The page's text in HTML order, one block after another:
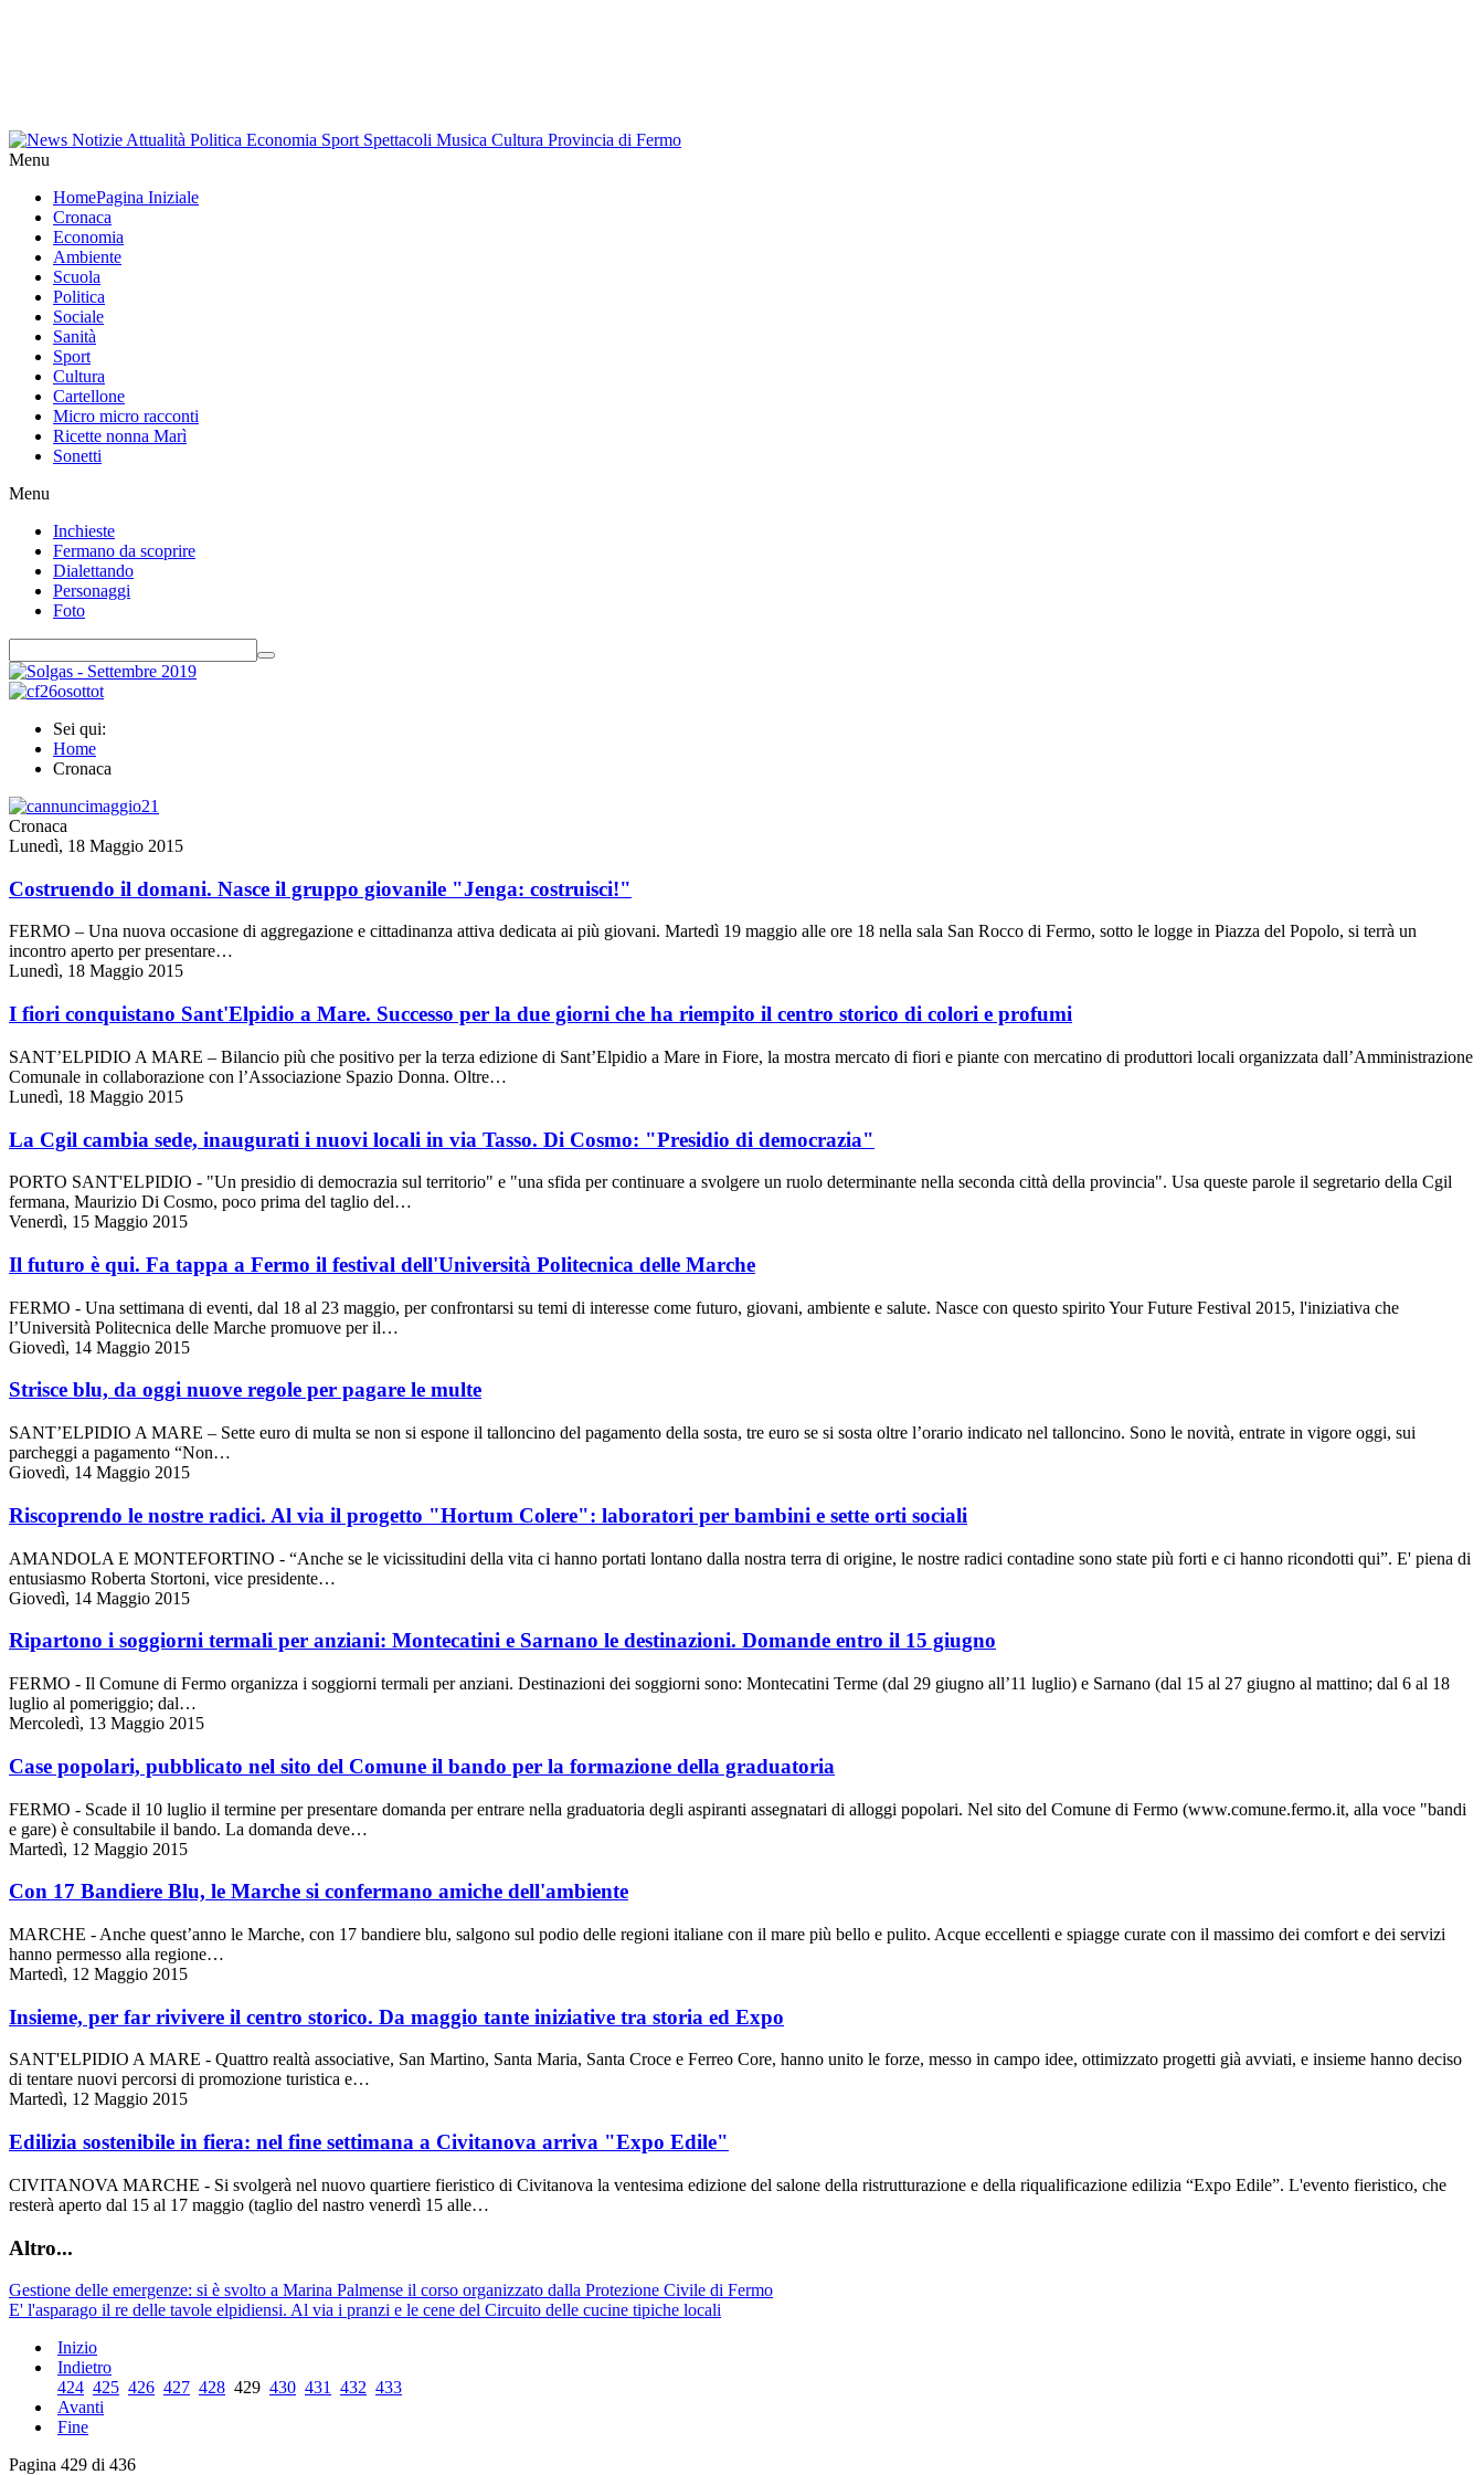
Menu
HomePagina Iniziale
Cronaca
Economia
Ambiente
Scuola
Politica
Sociale
Sanità
Sport
Cultura
Cartellone
Micro micro racconti
Ricette nonna Marì
Sonetti
Menu
Inchieste
Fermano da scoprire
Dialettando
Personaggi
Foto
Sei qui:
Home
Cronaca
Cronaca
Lunedì, 18 Maggio 2015
Costruendo il domani. Nasce il gruppo giovanile "Jenga: costruisci!"
FERMO – Una nuova occasione di aggregazione e cittadinanza attiva dedicata ai più giovani. Martedì 19 maggio alle ore 18 nella sala San Rocco di Fermo, sotto le logge in Piazza del Popolo, si terrà un
incontro aperto per presentare…
Lunedì, 18 Maggio 2015
I fiori conquistano Sant'Elpidio a Mare. Successo per la due giorni che ha riempito il centro storico di colori e profumi
SANT’ELPIDIO A MARE – Bilancio più che positivo per la terza edizione di Sant’Elpidio a Mare in Fiore, la mostra mercato di fiori e piante con mercatino di produttori locali organizzata dall’Amministrazione
Comunale in collaborazione con l’Associazione Spazio Donna. Oltre…
Lunedì, 18 Maggio 2015
La Cgil cambia sede, inaugurati i nuovi locali in via Tasso. Di Cosmo: "Presidio di democrazia"
PORTO SANT'ELPIDIO - "Un presidio di democrazia sul territorio" e "una sfida per continuare a svolgere un ruolo determinante nella seconda città della provincia". Usa queste parole il segretario della Cgil
fermana, Maurizio Di Cosmo, poco prima del taglio del…
Venerdì, 15 Maggio 2015
Il futuro è qui. Fa tappa a Fermo il festival dell'Università Politecnica delle Marche
FERMO - Una settimana di eventi, dal 18 al 23 maggio, per confrontarsi su temi di interesse come futuro, giovani, ambiente e salute. Nasce con questo spirito Your Future Festival 2015, l'iniziativa che
l’Università Politecnica delle Marche promuove per il…
Giovedì, 14 Maggio 2015
Strisce blu, da oggi nuove regole per pagare le multe
SANT’ELPIDIO A MARE – Sette euro di multa se non si espone il talloncino del pagamento della sosta, tre euro se si sosta oltre l’orario indicato nel talloncino. Sono le novità, entrate in vigore oggi, sui
parcheggi a pagamento “Non…
Giovedì, 14 Maggio 2015
Riscoprendo le nostre radici. Al via il progetto "Hortum Colere": laboratori per bambini e sette orti sociali
AMANDOLA E MONTEFORTINO - “Anche se le vicissitudini della vita ci hanno portati lontano dalla nostra terra di origine, le nostre radici contadine sono state più forti e ci hanno ricondotti qui”. E' piena di
entusiasmo Roberta Stortoni, vice presidente…
Giovedì, 14 Maggio 2015
Ripartono i soggiorni termali per anziani: Montecatini e Sarnano le destinazioni. Domande entro il 15 giugno
FERMO - Il Comune di Fermo organizza i soggiorni termali per anziani. Destinazioni dei soggiorni sono: Montecatini Terme (dal 29 giugno all’11 luglio) e Sarnano (dal 15 al 27 giugno al mattino; dal 6 al 18
luglio al pomeriggio; dal…
Mercoledì, 13 Maggio 2015
Case popolari, pubblicato nel sito del Comune il bando per la formazione della graduatoria
FERMO - Scade il 10 luglio il termine per presentare domanda per entrare nella graduatoria degli aspiranti assegnatari di alloggi popolari. Nel sito del Comune di Fermo (www.comune.fermo.it, alla voce "bandi
e gare) è consultabile il bando. La domanda deve…
Martedì, 12 Maggio 2015
Con 17 Bandiere Blu, le Marche si confermano amiche dell'ambiente
MARCHE - Anche quest’anno le Marche, con 17 bandiere blu, salgono sul podio delle regioni italiane con il mare più bello e pulito. Acque eccellenti e spiagge curate con il massimo dei comfort e dei servizi
hanno permesso alla regione…
Martedì, 12 Maggio 2015
Insieme, per far rivivere il centro storico. Da maggio tante iniziative tra storia ed Expo
SANT'ELPIDIO A MARE - Quattro realtà associative, San Martino, Santa Maria, Santa Croce e Ferreo Core, hanno unito le forze, messo in campo idee, ottimizzato progetti già avviati, e insieme hanno deciso
di tentare nuovi percorsi di promozione turistica e…
Martedì, 12 Maggio 2015
Edilizia sostenibile in fiera: nel fine settimana a Civitanova arriva "Expo Edile"
CIVITANOVA MARCHE - Si svolgerà nel nuovo quartiere fieristico di Civitanova la ventesima edizione del salone della ristrutturazione e della riqualificazione edilizia “Expo Edile”. L'evento fieristico, che
resterà aperto dal 15 al 17 maggio (taglio del nastro venerdì 15 alle…
Altro...
Gestione delle emergenze: si è svolto a Marina Palmense il corso organizzato dalla Protezione Civile di Fermo
E' l'asparago il re delle tavole elpidiensi. Al via i pranzi e le cene del Circuito delle cucine tipiche locali
Inizio
Indietro
424 425 426 427 428 429 430 431 432 433
Avanti
Fine
Pagina 429 di 436